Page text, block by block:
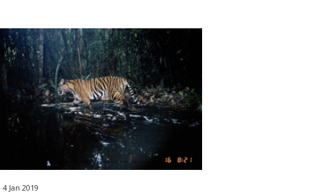
4 Jan 2019